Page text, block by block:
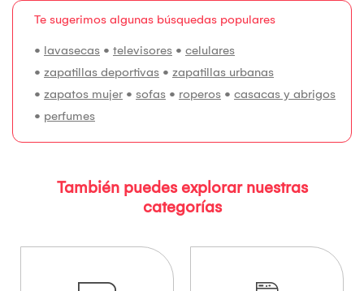
Te sugerimos algunas búsquedas populares
• lavasecas • televisores • celulares
• zapatillas deportivas • zapatillas urbanas
• zapatos mujer • sofas • roperos • casacas y abrigos
• perfumes
También puedes explorar nuestras
categorías